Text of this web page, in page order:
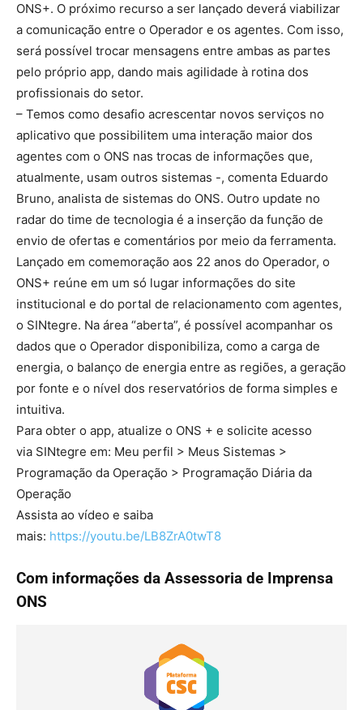
ONS+. O próximo recurso a ser lançado deverá viabilizar
a comunicação entre o Operador e os agentes. Com isso,
será possível trocar mensagens entre ambas as partes
pelo próprio app, dando mais agilidade à rotina dos
profissionais do setor.
– Temos como desafio acrescentar novos serviços no
aplicativo que possibilitem uma interação maior dos
agentes com o ONS nas trocas de informações que,
atualmente, usam outros sistemas -, comenta Eduardo
Bruno, analista de sistemas do ONS. Outro update no
radar do time de tecnologia é a inserção da função de
envio de ofertas e comentários por meio da ferramenta.
Lançado em comemoração aos 22 anos do Operador, o
ONS+ reúne em um só lugar informações do site
institucional e do portal de relacionamento com agentes,
o SINtegre. Na área “aberta”, é possível acompanhar os
dados que o Operador disponibiliza, como a carga de
energia, o balanço de energia entre as regiões, a geração
por fonte e o nível dos reservatórios de forma simples e
intuitiva.
Para obter o app, atualize o ONS + e solicite acesso
via SINtegre em: Meu perfil > Meus Sistemas >
Programação da Operação > Programação Diária da
Operação
Assista ao vídeo e saiba
mais: https://youtu.be/LB8ZrA0twT8
Com informações da Assessoria de Imprensa
ONS